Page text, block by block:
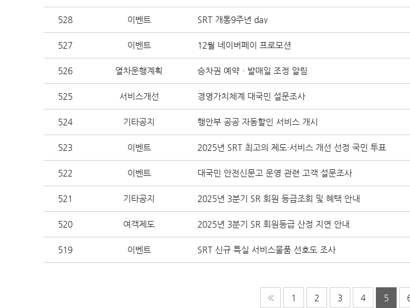
528 이벤트 SRT 개통9주년 day
527 이벤트 12월 네이버페이 프로모션
526 열차운행계획 승차권 예약ㆍ발매일 조정 알림
525 서비스개선 경영가치체계 대국민 설문조사
524 기타공지 행안부 공공 자동할인 서비스 개시
523 이벤트 2025년 SRT 최고의 제도·서비스 개선 선정 국민 투표
522 이벤트 대국민 안전신문고 운영 관련 고객 설문조사
521 기타공지 2025년 3분기 SR 회원 등급조회 및 혜택 안내
520 여객제도 2025년 3분기 SR 회원등급 산정 지연 안내
519 이벤트 SRT 신규 특실 서비스물품 선호도 조사
1 2 3 4 5